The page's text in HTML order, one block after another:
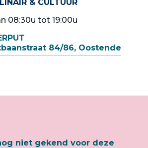
& CULTUUR
08:30u tot 19:00u
84/86, Oostende
niet gekend voor deze